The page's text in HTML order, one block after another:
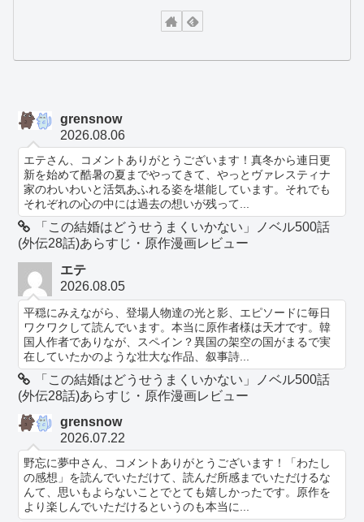
grensnow
2026.08.06
エテさん、コメントありがとうございます！真冬から連日更
新を始めて酷暑の夏までやってきて、やっとヴァレスティナ
家のわいわいと活気あふれる姿を堪能しています。それでも
それぞれの心の中には過去の想いが残って...
「この結婚はどうせうまくいかない」ノベル500話
(外伝28話)あらすじ・原作漫画レビュー
エテ
2026.08.05
平穏にみえながら、登場人物達の光と影、エピソードに毎日
ワクワクして読んでいます。本当に原作者様は天才です。韓
国人作者でありなが、スペイン？異国の架空の国がまるで実
在していたかのような壮大な作品、叙事詩...
「この結婚はどうせうまくいかない」ノベル500話
(外伝28話)あらすじ・原作漫画レビュー
grensnow
2026.07.22
野忘に夢中さん、コメントありがとうございます！「わたし
の感想」を読んでいただけて、読んだ所感までいただけるな
んて、思いもよらないことでとても嬉しかったです。原作を
より楽しんでいただけるというのも本当に...